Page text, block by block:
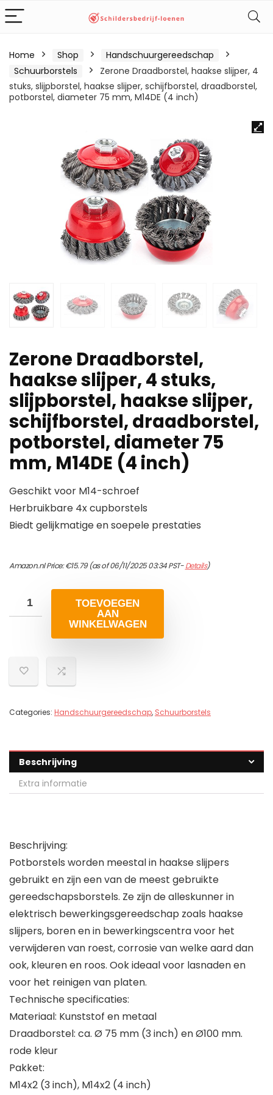
Home Shop
Handschuurgereedschap
Schuurborstels
Zerone Draadborstel, haakse slijper, 4
stuks, slijpborstel, haakse slijper, schijfborstel, draadborstel,
potborstel, diameter 75 mm, M14DE (4 inch)
Zerone Draadborstel,
haakse slijper, 4 stuks,
slijpborstel, haakse slijper,
schijfborstel, draadborstel,
potborstel, diameter 75
mm, M14DE (4 inch)
Geschikt voor M14-schroef
Herbruikbare 4x cupborstels
Biedt gelijkmatige en soepele prestaties
Amazon.nl Price:€15.79(as of 06/11/2025 03:34 PST-Details)
TOEVOEGEN
AAN
WINKELWAGEN
Categories: Handschuurgereedschap, Schuurborstels
Beschrijving
Extra informatie
Beschrijving:
Potborstels worden meestal in haakse slijpers
gebruikt en zijn een van de meest gebruikte
gereedschapsborstels. Ze zijn de alleskunner in
elektrisch bewerkingsgereedschap zoals haakse
slijpers, boren en in bewerkingscentra voor het
verwijderen van roest, corrosie van welke aard dan
ook, kleuren en roos. Ook ideaal voor lasnaden en
voor het reinigen van platen.
Technische specificaties:
Materiaal: Kunststof en metaal
Draadborstel: ca. Ø 75 mm (3 inch) en Ø100 mm.
rode kleur
Pakket:
M14x2 (3 inch), M14x2 (4 inch)